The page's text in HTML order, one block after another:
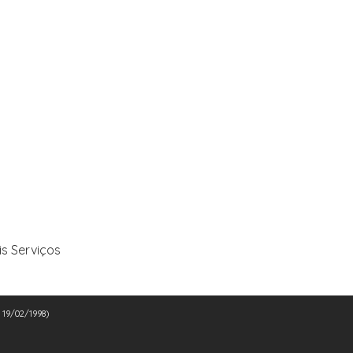
Serviços
02/1998)